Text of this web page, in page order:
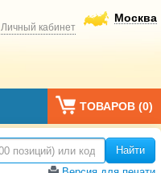
Москва
Личный кабинет
ТОВАРОВ (0)
Найти